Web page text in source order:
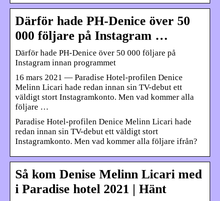
Därför hade PH-Denice över 50
000 följare på Instagram …
Därför hade PH-Denice över 50 000 följare på
Instagram innan programmet
16 mars 2021 — Paradise Hotel-profilen Denice
Melinn Licari hade redan innan sin TV-debut ett
väldigt stort Instagramkonto. Men vad kommer alla
följare …
Paradise Hotel-profilen Denice Melinn Licari hade
redan innan sin TV-debut ett väldigt stort
Instagramkonto. Men vad kommer alla följare ifrån?
Så kom Denise Melinn Licari med
i Paradise hotel 2021 | Hänt